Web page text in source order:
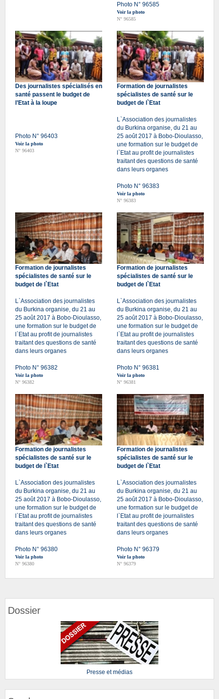
Photo N° 96585
Voir la photo
N° 96585
Des journalistes spécialisés en
santé passent le budget de
l’Etat à la loupe
Photo N° 96403
Voir la photo
N° 96403
Formation de journalistes
spécialistes de santé sur le
budget de l`Etat
L`Association des journalistes
du Burkina organise, du 21 au
25 août 2017 à Bobo-Dioulasso,
une formation sur le budget de
l`Etat au profit de journalistes
traitant des questions de santé
dans leurs organes
Photo N° 96383
Voir la photo
N° 96383
Formation de journalistes
spécialistes de santé sur le
budget de l`Etat
L`Association des journalistes
du Burkina organise, du 21 au
25 août 2017 à Bobo-Dioulasso,
une formation sur le budget de
l`Etat au profit de journalistes
traitant des questions de santé
dans leurs organes
Photo N° 96382
Voir la photo
N° 96382
Formation de journalistes
spécialistes de santé sur le
budget de l`Etat
L`Association des journalistes
du Burkina organise, du 21 au
25 août 2017 à Bobo-Dioulasso,
une formation sur le budget de
l`Etat au profit de journalistes
traitant des questions de santé
dans leurs organes
Photo N° 96381
Voir la photo
N° 96381
Formation de journalistes
spécialistes de santé sur le
budget de l`Etat
L`Association des journalistes
du Burkina organise, du 21 au
25 août 2017 à Bobo-Dioulasso,
une formation sur le budget de
l`Etat au profit de journalistes
traitant des questions de santé
dans leurs organes
Photo N° 96380
Voir la photo
N° 96380
Formation de journalistes
spécialistes de santé sur le
budget de l`Etat
L`Association des journalistes
du Burkina organise, du 21 au
25 août 2017 à Bobo-Dioulasso,
une formation sur le budget de
l`Etat au profit de journalistes
traitant des questions de santé
dans leurs organes
Photo N° 96379
Voir la photo
N° 96379
Dossier
Presse et médias